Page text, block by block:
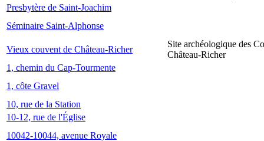
Presbytère de Saint-Joachim
Séminaire Saint-Alphonse
Vieux couvent de Château-Richer
Site archéologique des
Château-Richer
1, chemin du Cap-Tourmente
1, côte Gravel
10, rue de la Station
10-12, rue de l'Église
10042-10044, avenue Royale